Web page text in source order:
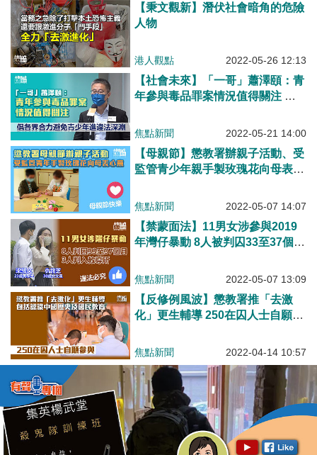
【秉文觀新】潛伏社會暗角的危險
人物
港人觀點 2022-05-26 12:13
【社會未來】「一哥」蕭澤頤：青
年參與毒品罪案情況值得關注 籲
焦點新聞 2022-05-21 14:00
【母親節】懲教署辦親子活動、受
監管青少年親手製玫瑰花向母表心
焦點新聞 2022-05-07 14:07
【禁蒙面法】11男女涉參與2019
年灣仔暴動 8人被判囚33至37個
焦點新聞 2022-05-07 13:09
【反修例風波】懲教署推「去激
化」更生輔導 250在囚人士自願參
焦點新聞 2022-04-14 10:57